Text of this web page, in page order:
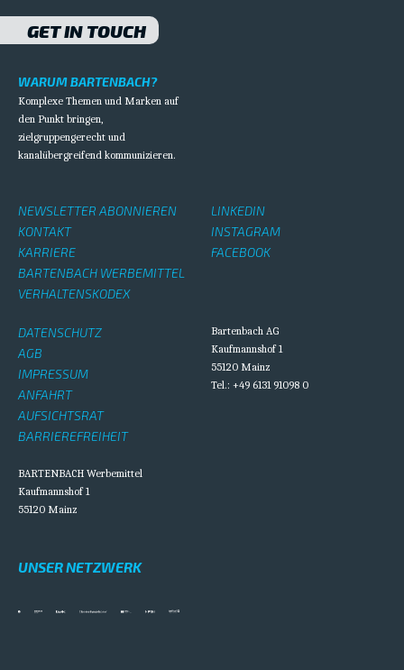
GET IN TOUCH
WARUM BARTENBACH?
Komplexe Themen und Marken auf
den Punkt bringen,
zielgruppengerecht und
kanalübergreifend kommunizieren.
NEWSLETTER ABONNIEREN
KONTAKT
KARRIERE
BARTENBACH WERBEMITTEL
VERHALTENSKODEX
LINKEDIN
INSTAGRAM
FACEBOOK
DATENSCHUTZ
AGB
IMPRESSUM
ANFAHRT
AUFSICHTSRAT
BARRIEREFREIHEIT
Bartenbach AG
Kaufmannshof 1
55120 Mainz
Tel.: +49 6131 91098 0
BARTENBACH Werbemittel
Kaufmannshof 1
55120 Mainz
UNSER NETZWERK